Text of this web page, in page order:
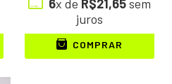
6x de R$21,65sem
juros
COMPRAR